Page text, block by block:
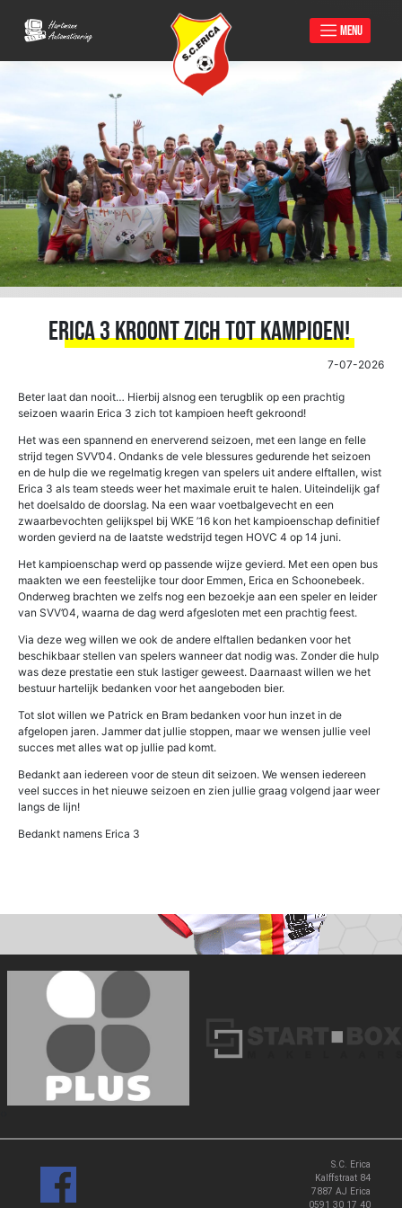
MENU
Erica 3 kroont zich tot kampioen!
7-07-2026
Beter laat dan nooit… Hierbij alsnog een terugblik op een prachtig
seizoen waarin Erica 3 zich tot kampioen heeft gekroond!
Het was een spannend en enerverend seizoen, met een lange en felle
strijd tegen SVV’04. Ondanks de vele blessures gedurende het seizoen
en de hulp die we regelmatig kregen van spelers uit andere elftallen, wist
Erica 3 als team steeds weer het maximale eruit te halen. Uiteindelijk gaf
het doelsaldo de doorslag. Na een waar voetbalgevecht en een
zwaarbevochten gelijkspel bij WKE ’16 kon het kampioenschap definitief
worden gevierd na de laatste wedstrijd tegen HOVC 4 op 14 juni.
Het kampioenschap werd op passende wijze gevierd. Met een open bus
maakten we een feestelijke tour door Emmen, Erica en Schoonebeek.
Onderweg brachten we zelfs nog een bezoekje aan een speler en leider
van SVV’04, waarna de dag werd afgesloten met een prachtig feest.
Via deze weg willen we ook de andere elftallen bedanken voor het
beschikbaar stellen van spelers wanneer dat nodig was. Zonder die hulp
was deze prestatie een stuk lastiger geweest. Daarnaast willen we het
bestuur hartelijk bedanken voor het aangeboden bier.
Tot slot willen we Patrick en Bram bedanken voor hun inzet in de
afgelopen jaren. Jammer dat jullie stoppen, maar we wensen jullie veel
succes met alles wat op jullie pad komt.
Bedankt aan iedereen voor de steun dit seizoen. We wensen iedereen
veel succes in het nieuwe seizoen en zien jullie graag volgend jaar weer
langs de lijn!
Bedankt namens Erica 3
S.C. Erica
Kalffstraat 84
7887 AJ Erica
0591 30 17 40